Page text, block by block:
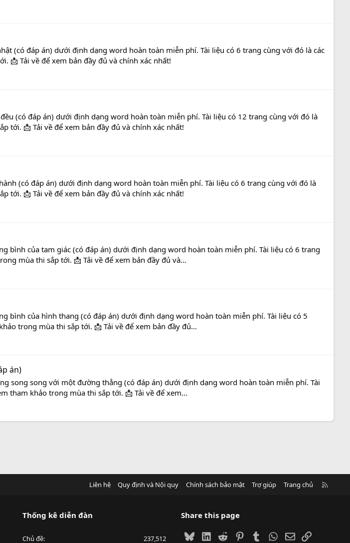
(có đáp án) dưới định dạng word hoàn toàn miễn phí. Tài liệu có 6 trang cùng với đó là các
📩 Tải về để xem bản đầy đủ và chính xác nhất!
(có đáp án) dưới định dạng word hoàn toàn miễn phí. Tài liệu có 12 trang cùng với đó là
tới. 📩 Tải về để xem bản đầy đủ và chính xác nhất!
(có đáp án) dưới định dạng word hoàn toàn miễn phí. Tài liệu có 6 trang cùng với đó là
tới. 📩 Tải về để xem bản đầy đủ và chính xác nhất!
bình của tam giác (có đáp án) dưới định dạng word hoàn toàn miễn phí. Tài liệu có 6 trang
mùa thi sắp tới. 📩 Tải về để xem bản đầy đủ và...
bình của hình thang (có đáp án) dưới định dạng word hoàn toàn miễn phí. Tài liệu có 5
trong mùa thi sắp tới. 📩 Tải về để xem bản đầy đủ...
án)
song song với một đường thẳng (có đáp án) dưới định dạng word hoàn toàn miễn phí. Tài
tham khảo trong mùa thi sắp tới. 📩 Tải về để xem...
Liên hệ Quy định và Nội quy Chính sách bảo mật Trợ giúp Trang chủ
Thống kê diễn đàn
Chủ đề 237,512
Share this page
BlueskyLinkedIn
Reddit PinterestTumblrWhatsApp
EmailLink